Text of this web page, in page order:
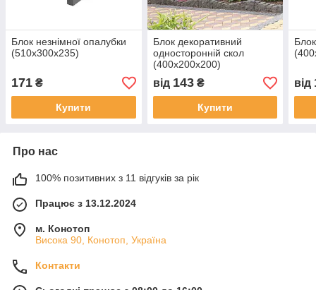
Блок незнімної опалубки
(510х300х235)
171 ₴
Купити
Блок декоративний
односторонній скол
(400х200х200)
від 143₴
Купити
від
Про нас
100% позитивних з 11 відгуків за рік
Працює з 13.12.2024
м. Конотоп
Висока 90, Конотоп, Україна
Контакти